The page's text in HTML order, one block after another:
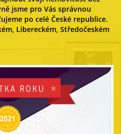
jsme pro Vás správnou
po celé České republice.
Libereckém, Středočeském